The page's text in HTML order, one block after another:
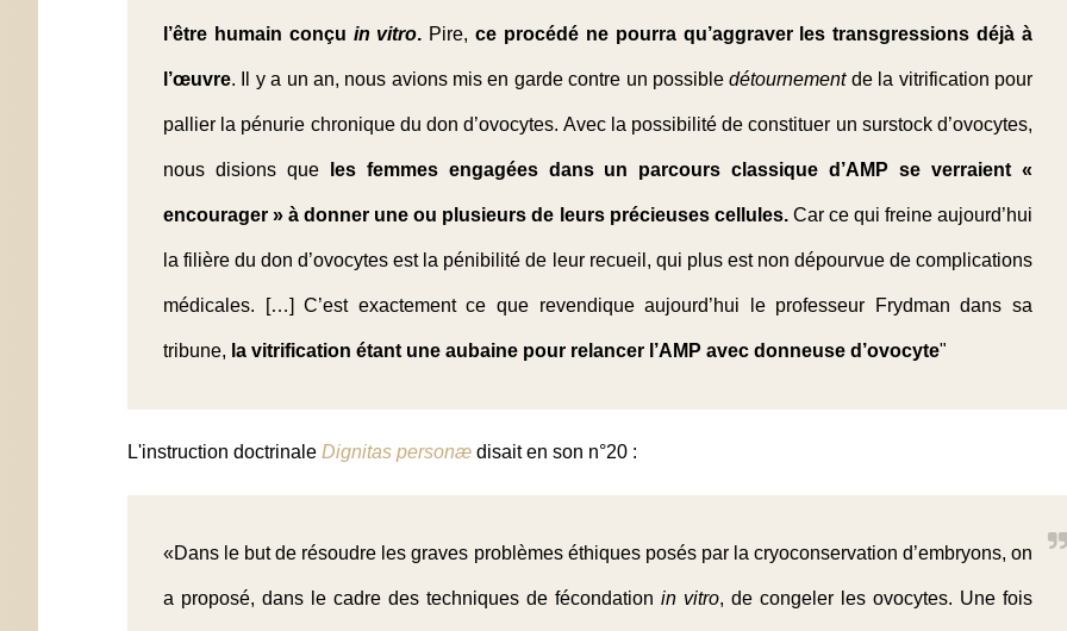
l’être humain conçu in vitro. Pire,ce procédé ne pourra qu’aggraver les transgressions déjà à
l’œuvre. Il y a un an, nous avions mis en garde contre un possibledétournementde la vitrification pour
pallier la pénurie chronique du don d’ovocytes. Avec la possibilité de constituer un surstock d’ovocytes,
nous disions queles femmes engagées dans un parcours classique d’AMP se verraient «
encourager » à donner une ou plusieurs de leurs précieuses cellules.Car ce qui freine aujourd’hui
la filière du don d’ovocytes est la pénibilité de leur recueil, qui plus est non dépourvue de complications
médicales. […] C’est exactement ce que revendique aujourd’hui le professeur Frydman dans sa
tribune, la vitrification étant une aubaine pour relancer l’AMP avec donneuse d’ovocyte"
L'instruction doctrinale Dignitas personæ disait en son n°20 :
«Dans le but de résoudre les graves problèmes éthiques posés par la cryoconservation d’embryons, on
a proposé, dans le cadre des techniques de fécondation in vitro, de congeler les ovocytes. Une fois